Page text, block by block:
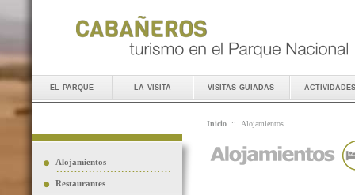
el parque la visita visitas guiadas actividades
Alojamientos
Restaurantes
Inicio :: Alojamientos